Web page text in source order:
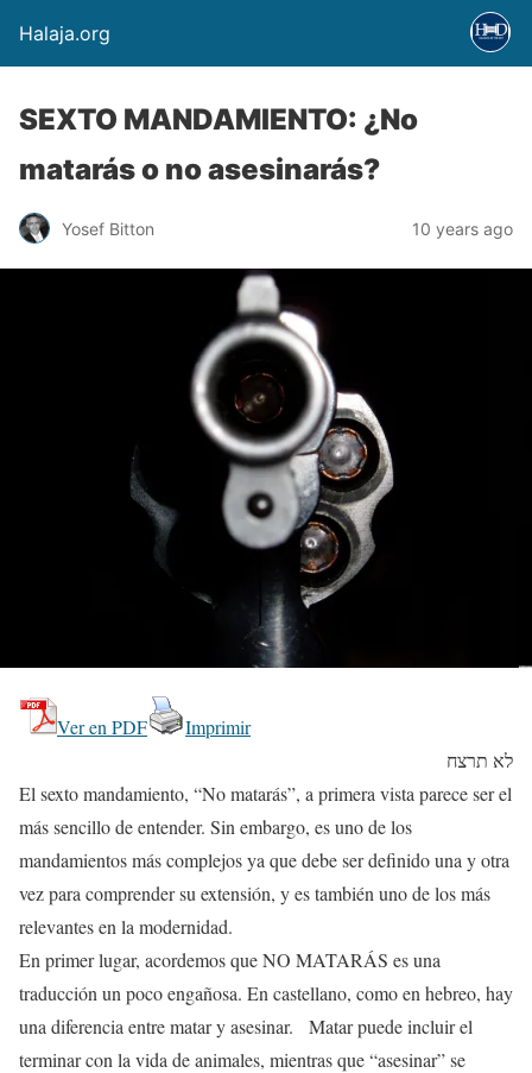
Halaja.org
SEXTO MANDAMIENTO: ¿No
matarás o no asesinarás?
Yosef Bitton 10 years ago
Ver en PDF
Imprimir
לא תרצח
El sexto mandamiento, “No matarás”, a primera vista parece ser el
más sencillo de entender. Sin embargo, es uno de los
mandamientos más complejos ya que debe ser definido una y otra
vez para comprender su extensión, y es también uno de los más
relevantes en la modernidad.
En primer lugar, acordemos que NO MATARÁS es una
traducción un poco engañosa. En castellano, como en hebreo, hay
una diferencia entre matar y asesinar. Matar puede incluir el
terminar con la vida de animales, mientras que “asesinar” se